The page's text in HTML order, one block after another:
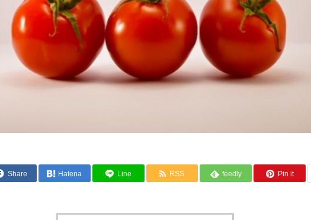
Share Hatena Line RSS feedly Pin it